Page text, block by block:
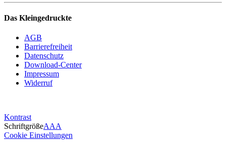
Das Kleingedruckte
AGB
Barrierefreiheit
Datenschutz
Download-Center
Impressum
Widerruf
Kontrast
SchriftgrößeAAA
Cookie Einstellungen